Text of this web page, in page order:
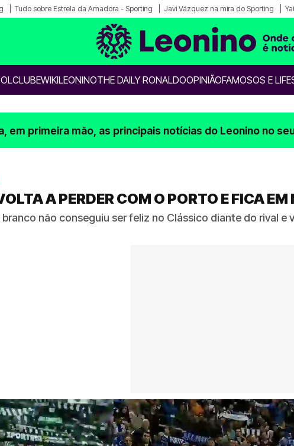
Tudo sobre Estrela da Amadora - Sporting Javi Vázquez na mira do Sporting
CLUBEWIKILEONINOTHE DAILY RONALDOOPINIÃOFAMOSOS E
em primeira mão, as principais notícias do Leonino no
A PERDER COM O PORTO E FICA
branco não conseguiu ser feliz no Clássico diante do rival